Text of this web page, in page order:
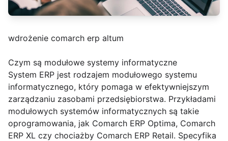
wdrożenie comarch erp altum
Czym są modułowe systemy informatyczne
System ERP jest rodzajem modułowego systemu
informatycznego, który pomaga w efektywniejszym
zarządzaniu zasobami przedsiębiorstwa. Przykładami
modułowych systemów informatycznych są takie
oprogramowania, jak Comarch ERP Optima, Comarch
ERP XL czy chociażby Comarch ERP Retail. Specyfika